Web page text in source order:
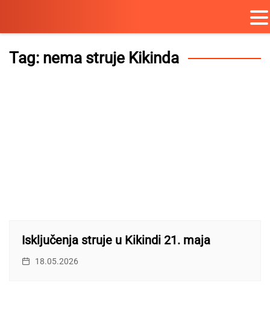
Skip
content
Tag: nema struje Kikinda
Isključenja struje u Kikindi 21. maja
18.05.2026